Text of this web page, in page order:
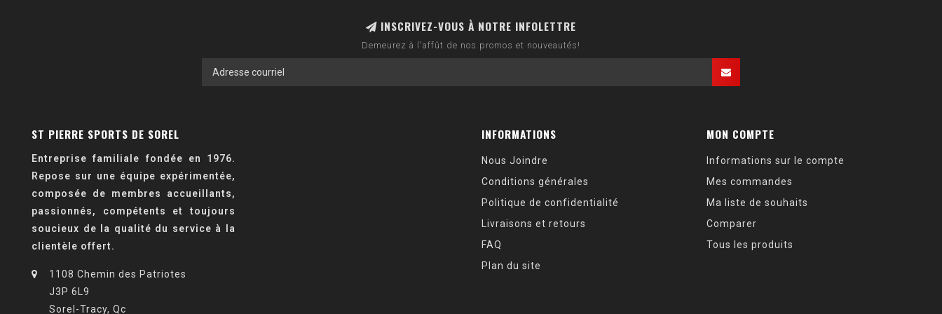
INSCRIVEZ-VOUS À NOTRE INFOLETTRE
Demeurez à l'affût de nos promos et nouveautés!
ST PIERRE SPORTS DE SOREL
Entreprise familiale fondée en 1976.
Repose sur une équipe expérimentée,
composée de membres accueillants,
passionnés, compétents et toujours
soucieux de la qualité du service à la
clientèle offert.
1108 Chemin des Patriotes
J3P 6L9
Sorel-Tracy, Qc
INFORMATIONS
Nous Joindre
Conditions générales
Politique de confidentialité
Livraisons et retours
FAQ
Plan du site
MON COMPTE
Informations sur le compte
Mes commandes
Ma liste de souhaits
Comparer
Tous les produits